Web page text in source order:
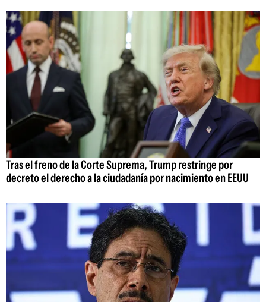
Tras el freno de la Corte Suprema, Trump restringe por
decreto el derecho a la ciudadanía por nacimiento en EEUU